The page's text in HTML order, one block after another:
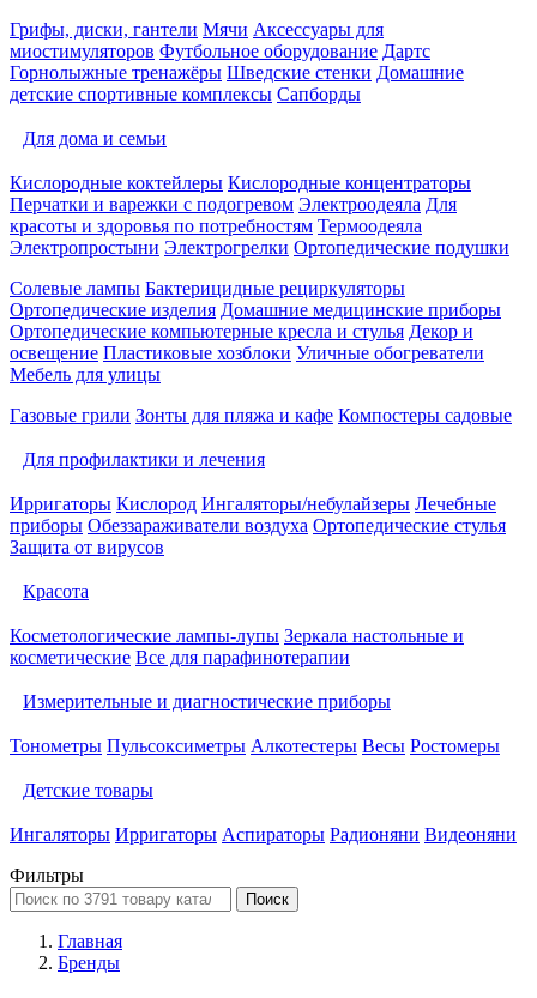
Грифы, диски, гантели Мячи Аксессуары для
миостимуляторов Футбольное оборудование Дартс
Горнолыжные тренажёры Шведские стенки Домашние
детские спортивные комплексы Сапборды
Для дома и семьи
Кислородные коктейлеры Кислородные концентраторы
Перчатки и варежки с подогревом Электроодеяла Для
красоты и здоровья по потребностям Термоодеяла
Электропростыни Электрогрелки Ортопедические подушки
Солевые лампы Бактерицидные рециркуляторы
Ортопедические изделия Домашние медицинские приборы
Ортопедические компьютерные кресла и стулья Декор и
освещение Пластиковые хозблоки Уличные обогреватели
Мебель для улицы
Газовые грили Зонты для пляжа и кафе Компостеры садовые
Для профилактики и лечения
Ирригаторы Кислород Ингаляторы/небулайзеры Лечебные
приборы Обеззараживатели воздуха Ортопедические стулья
Защита от вирусов
Красота
Косметологические лампы-лупы Зеркала настольные и
косметические Все для парафинотерапии
Измерительные и диагностические приборы
Тонометры Пульсоксиметры Алкотестеры Весы Ростомеры
Детские товары
Ингаляторы Ирригаторы Аспираторы Радионяни Видеоняни
Фильтры
Поиск
Главная
Бренды